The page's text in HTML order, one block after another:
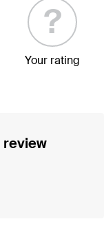
?
Your rating
review